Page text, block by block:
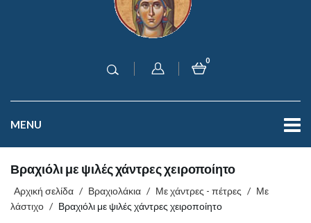
0
MENU
Βραχιόλι με ψιλές χάντρες χειροποίητο
Αρχική σελίδα / Βραχιολάκια / Με χάντρες - πέτρες / Με
λάστιχο / Βραχιόλι με ψιλές χάντρες χειροποίητο